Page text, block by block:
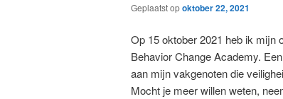
Geplaatst opoktober 22, 2021
Op 15 oktober 2021 heb ik mijn
Behavior Change Academy.
aan mijn vakgenoten die
Mocht je meer willen weten,